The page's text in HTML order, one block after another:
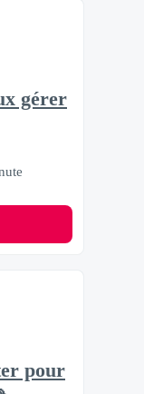
gérer
pour